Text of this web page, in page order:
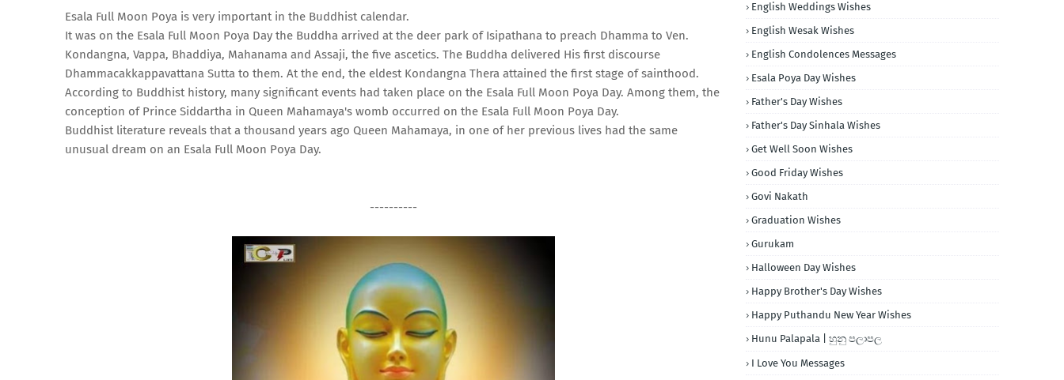
Esala Full Moon Poya is very important in the Buddhist calendar.
It was on the Esala Full Moon Poya Day the Buddha arrived at the deer park of Isipathana to preach Dhamma to Ven.
Kondangna, Vappa, Bhaddiya, Mahanama and Assaji, the five ascetics. The Buddha delivered His first discourse
Dhammacakkappavattana Sutta to them. At the end, the eldest Kondangna Thera attained the first stage of sainthood.
According to Buddhist history, many significant events had taken place on the Esala Full Moon Poya Day. Among them, the
conception of Prince Siddartha in Queen Mahamaya's womb occurred on the Esala Full Moon Poya Day.
Buddhist literature reveals that a thousand years ago Queen Mahamaya, in one of her previous lives had the same
unusual dream on an Esala Full Moon Poya Day.
----------
English Weddings Wishes
English Wesak Wishes
English Condolences Messages
Esala Poya Day Wishes
Father's Day Wishes
Father's Day Sinhala Wishes
Get Well Soon Wishes
Good Friday Wishes
Govi Nakath
Graduation Wishes
Gurukam
Halloween Day Wishes
Happy Brother's Day Wishes
Happy Puthandu New Year Wishes
Hunu Palapala | හුනු පලාපල
I Love You Messages